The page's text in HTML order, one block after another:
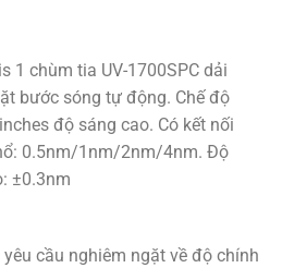
1 chùm tia UV-1700SPC dải
bước sóng tự động. Chế độ
độ sáng cao. Có kết nối
0.5nm/1nm/2nm/4nm. Độ
±0.3nm
cầu nghiêm ngặt về độ chính